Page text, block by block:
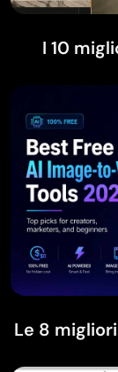
I 10
Le 8